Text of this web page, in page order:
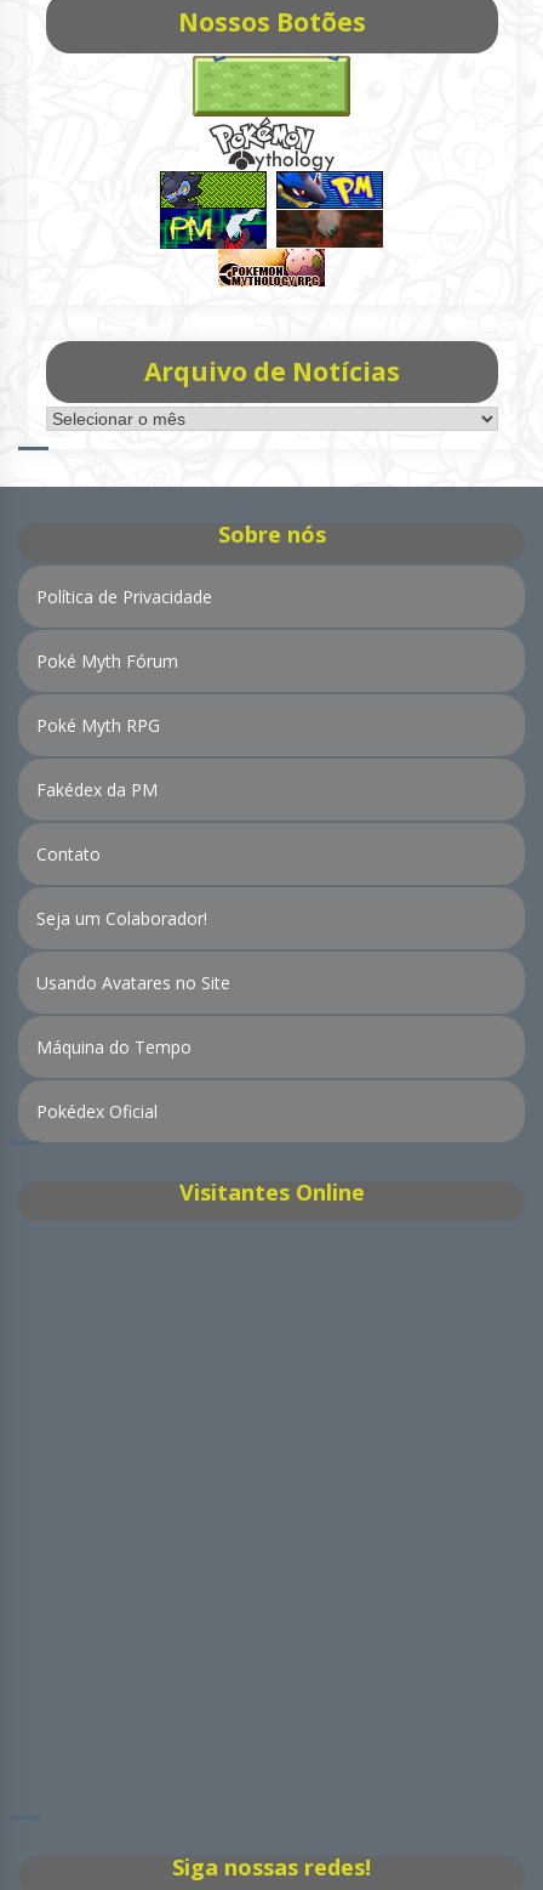
Nossos Botões
Arquivo de Notícias
Arquivo
de
Sobre nós
Política de Privacidade
Poké Myth Fórum
Poké Myth RPG
Fakédex da PM
Contato
Seja um Colaborador!
Usando Avatares no Site
Máquina do Tempo
Pokédex Oficial
Visitantes Online
Siga nossas redes!